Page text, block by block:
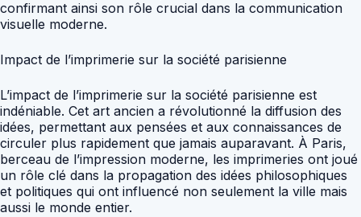
confirmant ainsi son rôle crucial dans la communication
visuelle moderne.
Impact de l’imprimerie sur la société parisienne
L’impact de l’imprimerie sur la société parisienne est
indéniable. Cet art ancien a révolutionné la diffusion des
idées, permettant aux pensées et aux connaissances de
circuler plus rapidement que jamais auparavant. À Paris,
berceau de l’impression moderne, les imprimeries ont joué
un rôle clé dans la propagation des idées philosophiques
et politiques qui ont influencé non seulement la ville mais
aussi le monde entier.